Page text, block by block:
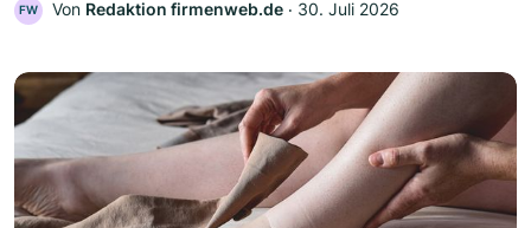
FW Von Redaktion firmenweb.de ‧ 30. Juli 2026